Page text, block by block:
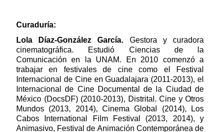
Curaduría:
Lola Díaz-González García. Gestora y curadora
cinematográfica. Estudió Ciencias de la
Comunicación en la UNAM. En 2010 comenzó a
trabajar en festivales de cine como el Festival
Internacional de Cine en Guadalajara (2011-2013), el
Internacional de Cine Documental de la Ciudad de
México (DocsDF) (2010-2013), Distrital. Cine y Otros
Mundos (2013, 2014), Cinema Global (2014), Los
Cabos International Film Festival (2013, 2014), y
Animasivo, Festival de Animación Contemporánea de